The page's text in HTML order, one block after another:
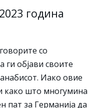
година
со
ги објави своите
Иако овие
како што многумина
пат за Германија да